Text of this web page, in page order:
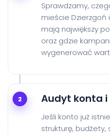
Sprawdzamy,
mieście Dzierzgoń
mają największy
oraz gdzie
wygenerować
2 Audyt konta
Jeśli konto już
strukturę, budżety,